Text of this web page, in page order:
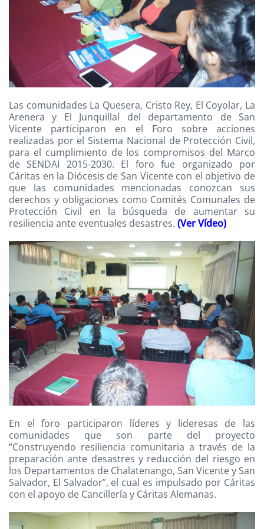
Las comunidades La Quesera, Cristo Rey, El Coyolar, La
Arenera y El Junquillal del departamento de San
Vicente participaron en el Foro sobre acciones
realizadas por el Sistema Nacional de Protección Civil,
para el cumplimiento de los compromisos del Marco
de SENDAI 2015-2030. El foro fue organizado por
Cáritas en la Diócesis de San Vicente con el objetivo de
que las comunidades mencionadas conozcan sus
derechos y obligaciones como Comités Comunales de
Protección Civil en la búsqueda de aumentar su
resiliencia ante eventuales desastres. (Ver Vídeo)
En el foro participaron líderes y lideresas de las
comunidades que son parte del proyecto
“Construyendo resiliencia comunitaria a través de la
preparación ante desastres y reducción del riesgo en
los Departamentos de Chalatenango, San Vicente y San
Salvador, El Salvador”, el cual es impulsado por Cáritas
con el apoyo de Cancillería y Cáritas Alemanas.